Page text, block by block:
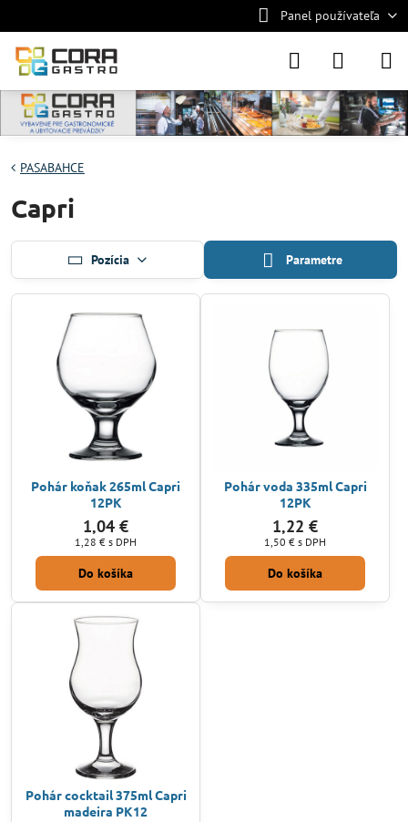
Panel používateľa
PASABAHCE
Capri
Pozícia Parametre
Pohár koňak 265ml Capri
12PK
1,04 €
1,28 € s DPH
Do košíka
Pohár voda 335ml Capri
12PK
1,22 €
1,50 € s DPH
Do košíka
Pohár cocktail 375ml Capri
madeira PK12